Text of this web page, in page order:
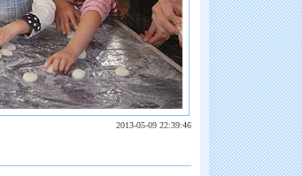
2013-05-09 22:39:46